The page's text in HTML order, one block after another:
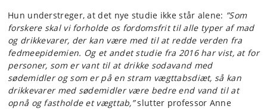
Hun understreger, at det nye studie ikke står alene: ”Som
forskere skal vi forholde os fordomsfrit til alle typer af mad
og drikkevarer, der kan være med til at redde verden fra
fedmeepidemien. Og et andet studie fra 2016 har vist, at for
personer, som er vant til at drikke sodavand med
sødemidler og som er på en stram vægttabsdiæt, så kan
drikkevarer med sødemidler være bedre end vand til at
opnå og fastholde et vægttab,”slutter professor Anne